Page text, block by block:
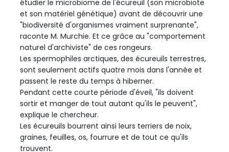
étudier le microbiome de l'écureuil (son microbiote
et son matériel génétique) avant de découvrir une
"biodiversité d'organismes vraiment surprenante",
raconte M. Murchie. Et ce grâce au "comportement
naturel d'archiviste" de ces rongeurs.
Les spermophiles arctiques, des écureuils terrestres,
sont seulement actifs quatre mois dans l'année et
passent le reste du temps à hiberner.
Pendant cette courte période d'éveil, "ils doivent
sortir et manger de tout autant qu'ils le peuvent",
explique le chercheur.
Les écureuils bourrent ainsi leurs terriers de noix,
graines, feuilles, os, fourrure et de tout ce qu'ils
trouvent.